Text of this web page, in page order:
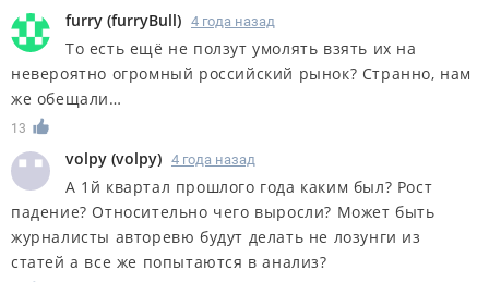
furry (furryBull) 4 года назад
То есть ещё не ползут умолять взять их на
невероятно огромный российский рынок? Странно, нам
же обещали…
13
volpy (volpy) 4 года назад
А 1й квартал прошлого года каким был? Рост
падение? Относительно чего выросли? Может быть
журналисты авторевю будут делать не лозунги из
статей а все же попытаются в анализ?